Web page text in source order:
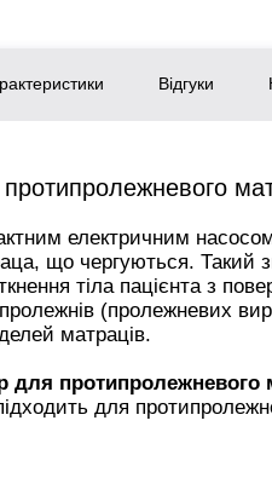
Відгуки
електричним
що чергуються. Такий
тіла пацієнта з
(пролежневих
матраців.
для протипролежневого
для